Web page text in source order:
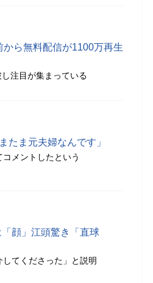
ら無料配信が1100万再生
注目が集まっている
たま元夫婦なんです」
メントしたという
顔」江頭驚き「直球
てくださった」と説明